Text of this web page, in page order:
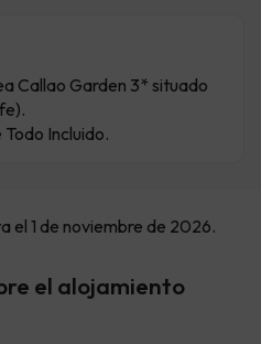
Callao Garden 3* situado
Incluido.
el 1 de noviembre de 2026.
el alojamiento